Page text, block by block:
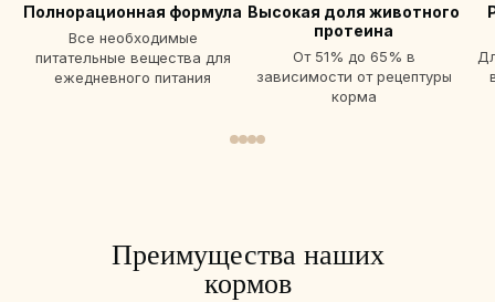
Полнорационная формула
Все необходимые
питательные вещества для
ежедневного питания
Высокая доля животного
протеина
От 51% до 65% в
зависимости от рецептуры
корма
Преимущества наших
кормов